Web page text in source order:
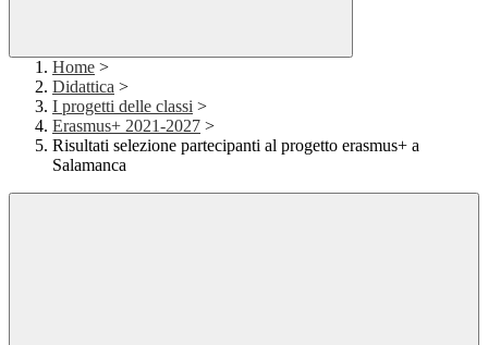
Home >
Didattica >
I progetti delle classi >
Erasmus+ 2021-2027 >
Risultati selezione partecipanti al progetto erasmus+ a
Salamanca